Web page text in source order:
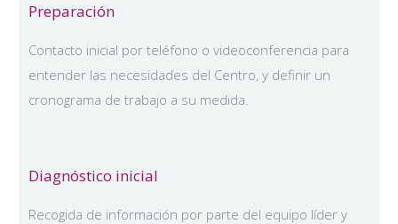
Preparación
Contacto inicial por teléfono o videoconferencia para
entender las necesidades del Centro, y definir un
cronograma de trabajo a su medida.
Diagnóstico inicial
Recogida de información por parte del equipo líder y